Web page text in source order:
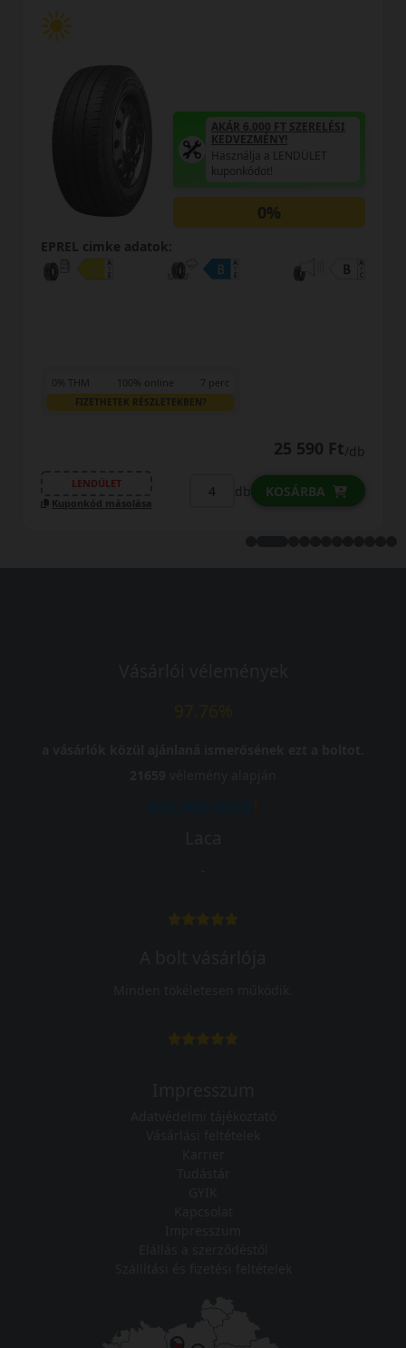
AKÁR 6.000 FT SZERELÉSI
KEDVEZMÉNY!
Használja a LENDÜLET
kuponkódot!
0%
EPREL cimke adatok:
0% THM 100% online 7 perc
FIZETHETEK RÉSZLETEKBEN?
26 590 Ft /db
LENDÜLET
Kuponkód másolása
db KOSÁRBA